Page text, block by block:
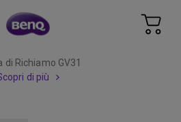
di Richiamo GV31
di più